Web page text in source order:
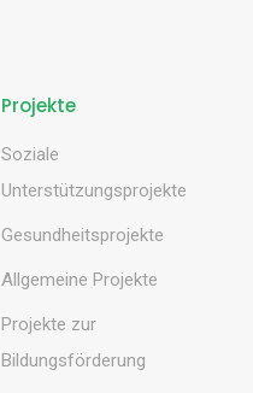
Projekte
Soziale
Unterstützungsprojekte
Gesundheitsprojekte
Allgemeine Projekte
Projekte zur
Bildungsförderung